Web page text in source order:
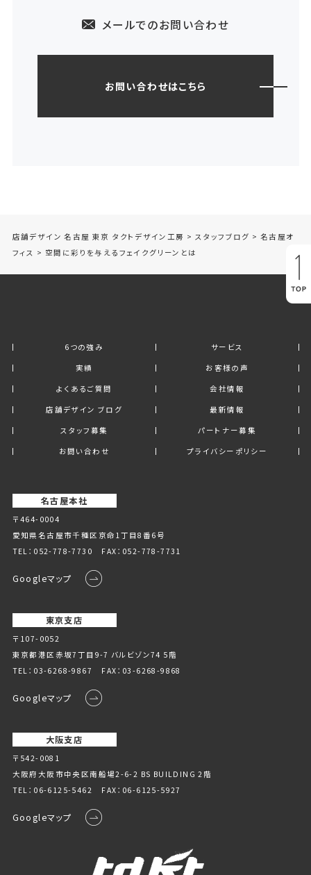
メールでのお問い合わせ
お問い合わせはこちら
店舗デザイン 名古屋 東京 タクトデザイン工房 > スタッフブログ > 名古屋オ
フィス > 空間に彩りを与えるフェイクグリーンとは
6つの強み
サービス
実績
お客様の声
よくあるご質問
会社情報
店舗デザイン ブログ
最新情報
スタッフ募集
パートナー募集
お問い合わせ
プライバシーポリシー
名古屋本社
〒464-0004
愛知県名古屋市千種区京命1丁⽬8番6号
TEL： 052-778-7730 FAX：052-778-7731
Googleマップ
東京支店
〒107-0052
東京都港区赤坂7丁目9-7 バルビゾン74 5階
TEL： 03-6268-9867 FAX：03-6268-9868
Googleマップ
大阪支店
〒542-0081
大阪府大阪市中央区南船場2-6-2 BS BUILDING 2階
TEL： 06-6125-5462 FAX：06-6125-5927
Googleマップ